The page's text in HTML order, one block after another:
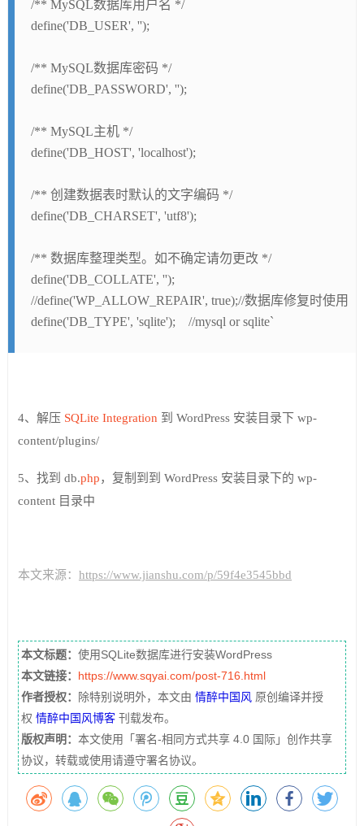
/** MySQL数据库用户名 */
define('DB_USER', '');
/** MySQL数据库密码 */
define('DB_PASSWORD', '');
/** MySQL主机 */
define('DB_HOST', 'localhost');
/** 创建数据表时默认的文字编码 */
define('DB_CHARSET', 'utf8');
/** 数据库整理类型。如不确定请勿更改 */
define('DB_COLLATE', '');
//define('WP_ALLOW_REPAIR', true);//数据库修复时使用
define('DB_TYPE', 'sqlite');    //mysql or sqlite`
4、解压 SQLite Integration 到 WordPress 安装目录下 wp-
content/plugins/
5、找到 db.php，复制到到 WordPress 安装目录下的 wp-
content 目录中
本文来源： https://www.jianshu.com/p/59f4e3545bbd
本文标题： 使用SQLite数据库进行安装WordPress
本文链接： https://www.sqyai.com/post-716.html
作者授权：
除特别说明外，本文由 情醉中国风 原创编译并授
权 情醉中国风博客刊载发布。
版权声明： 本文使用「署名-相同方式共享 4.0 国际」创作共享
协议，转载或使用请遵守署名协议。